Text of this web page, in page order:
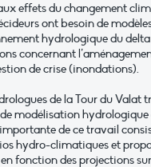
effets du changement
ont besoin de
hydrologique du
concernant
de crise (inondations).
de la Tour du Valat
modélisation hydrologique
de ce travail
hydro-climatiques et
fonction des projections